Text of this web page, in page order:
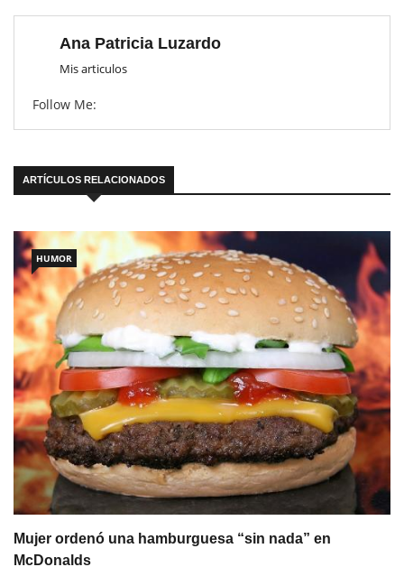
Ana Patricia Luzardo
Mis articulos
Follow Me:
ARTÍCULOS RELACIONADOS
HUMOR
Mujer ordenó una hamburguesa “sin nada” en
McDonalds